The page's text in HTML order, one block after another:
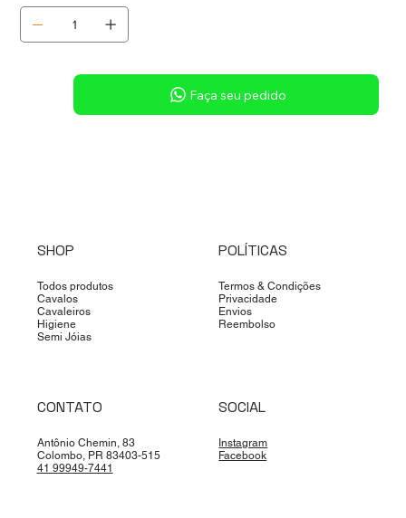
Sob consulta
Faça seu pedido
SHOP
Todos produtos
Cavalos
Cavaleiros
Higiene
Semi Jóias
POLÍTICAS
Termos & Condições
Privacidade
Envios
Reembolso
CONTATO
Antônio Chemin, 83
Colombo, PR 83403-515
41 99949-7441
SOCIAL
Instagram
Facebook